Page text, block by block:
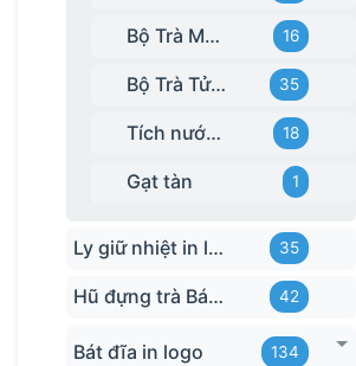
Bộ Trà Màu 16
Bộ Trà Tử Sa 35
Tích nước Ấm chè 18
Gạt tàn 1
Ly giữ nhiệt in logo 35
Hũ đựng trà Bát Tràng 42
Bát đĩa in logo 134